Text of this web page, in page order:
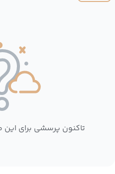
تاکنون پرسشی برای